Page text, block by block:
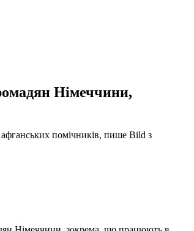
Німеччини,
афганських помічників, пише Bild з